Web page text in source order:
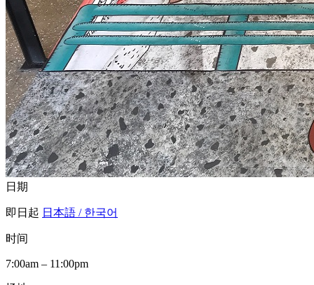
日期
即日起 日本語 / 한국어
时间
7:00am – 11:00pm